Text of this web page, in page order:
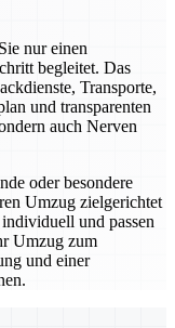
nur einen
begleitet. Das
Transporte,
und transparenten
auch Nerven
oder besondere
Umzug zielgerichtet
und passen
Umzug zum
und einer